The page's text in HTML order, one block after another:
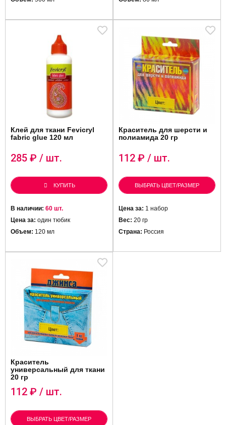
Клей для ткани Fevicryl
fabric glue 120 мл
285 ₽ / шт.
КУПИТЬ
В наличии: 60 шт.
Цена за: один тюбик
Объем: 120 мл
Краситель для шерсти и
полиамида 20 гр
112 ₽ / шт.
ВЫБРАТЬ ЦВЕТ/РАЗМЕР
Цена за: 1 набор
Вес: 20 гр
Страна: Россия
Краситель
универсальный для ткани
20 гр
112 ₽ / шт.
ВЫБРАТЬ ЦВЕТ/РАЗМЕР